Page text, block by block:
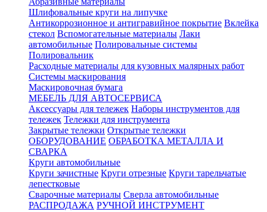
Шлифовальные круги на липучке
Антикоррозионное и антигравийное покрытие Вклейка
стекол Вспомогательные материалы Лаки
автомобильные Полировальные системы
Полировальник
Расходные материалы для кузовных малярных работ
Системы маскирования
Маскировочная бумага
МЕБЕЛЬ ДЛЯ АВТОСЕРВИСА
Аксессуары для тележек Наборы инструментов для
тележек Тележки для инструмента
Закрытые тележки Открытые тележки
ОБОРУДОВАНИЕ ОБРАБОТКА МЕТАЛЛА И
СВАРКА
Круги автомобильные
Круги зачистные Круги отрезные Круги тарельчатые
лепестковые
Сварочные материалы Сверла автомобильные
РАСПРОДАЖА РУЧНОЙ ИНСТРУМЕНТ